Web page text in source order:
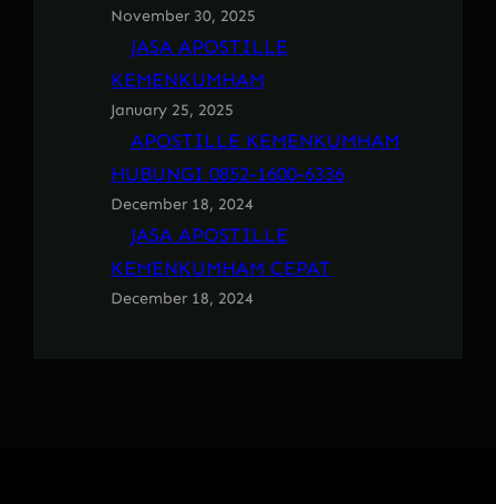
November 30, 2025
JASA APOSTILLE
KEMENKUMHAM
January 25, 2025
APOSTILLE KEMENKUMHAM
HUBUNGI 0852-1600-6336
December 18, 2024
JASA APOSTILLE
KEMENKUMHAM CEPAT
December 18, 2024